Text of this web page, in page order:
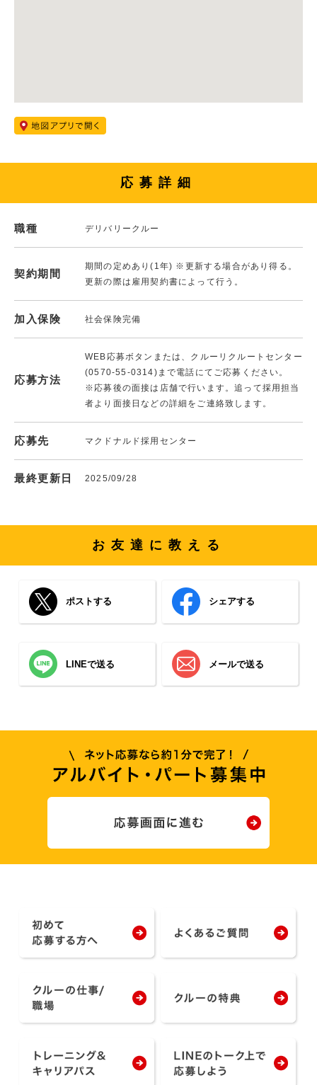
応募詳細
職種 デリバリークルー
契約期間
期間の定めあり(1年) ※更新する場合があり得る。
更新の際は雇用契約書によって行う。
加入保険 社会保険完備
応募方法
WEB応募ボタンまたは、クルーリクルートセンター
(0570-55-0314)まで電話にてご応募ください。
※応募後の面接は店舗で行います。追って採用担当
者より面接日などの詳細をご連絡致します。
応募先 マクドナルド採用センター
最終更新日 2025/09/28
お友達に教える
ポストする シェアする
LINEで送る メールで送る